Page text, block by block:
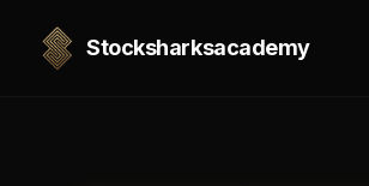
Stocksharksacademy